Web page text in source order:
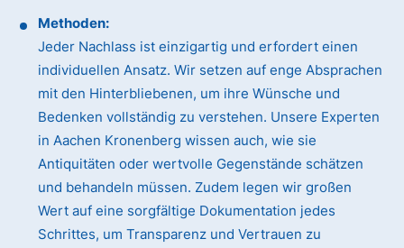
Methoden:
Jeder Nachlass ist einzigartig und erfordert einen
individuellen Ansatz. Wir setzen auf enge Absprachen
mit den Hinterbliebenen, um ihre Wünsche und
Bedenken vollständig zu verstehen. Unsere Experten
in Aachen Kronenberg wissen auch, wie sie
Antiquitäten oder wertvolle Gegenstände schätzen
und behandeln müssen. Zudem legen wir großen
Wert auf eine sorgfältige Dokumentation jedes
Schrittes, um Transparenz und Vertrauen zu